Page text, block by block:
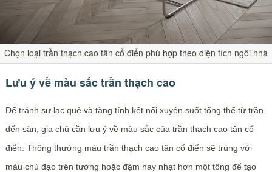
Chọn loại trần thạch cao tân cổ điển phù hợp theo diện tích ngôi nhà
Lưu ý về màu sắc trần thạch cao
Để tránh sự lạc quẻ và tăng tính kết nối xuyên suốt tổng thể từ trần
đến sàn, gia chủ cần lưu ý về màu sắc của trần thạch cao tân cổ
điển. Thông thường màu trần thạch cao tân cổ điển sẽ trùng với
màu chủ đạo trên tường hoặc đậm hay nhạt hơn một tông để tạo